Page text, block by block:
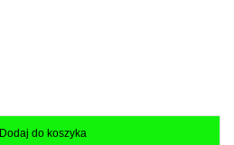
Dodaj do koszyka